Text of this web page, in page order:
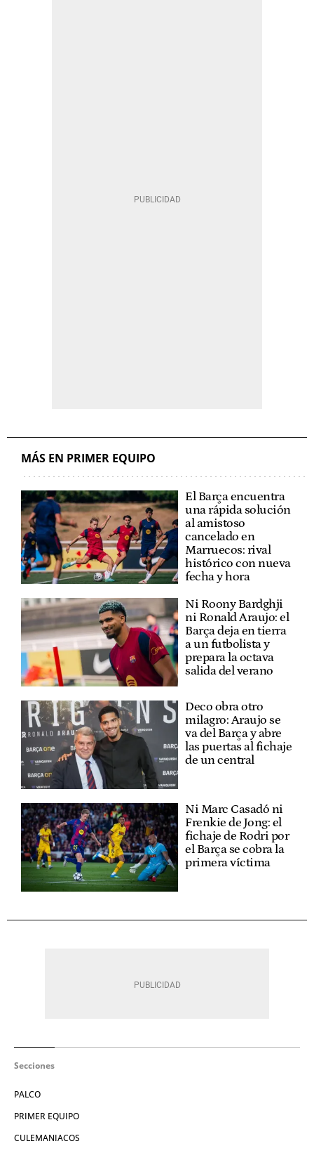
MÁS EN PRIMER EQUIPO
El Barça encuentra
una rápida solución
al amistoso
cancelado en
Marruecos: rival
histórico con nueva
fecha y hora
Ni Roony Bardghji
ni Ronald Araujo: el
Barça deja en tierra
a un futbolista y
prepara la octava
salida del verano
Deco obra otro
milagro: Araujo se
va del Barça y abre
las puertas al fichaje
de un central
Ni Marc Casadó ni
Frenkie de Jong: el
fichaje de Rodri por
el Barça se cobra la
primera víctima
Secciones
PALCO
PRIMER EQUIPO
CULEMANIACOS